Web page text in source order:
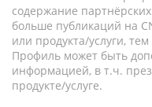
содержание
больше публикаций на
или продукта/услуги,
Профиль может быть
информацией, в т.ч.
продукте/услуге.